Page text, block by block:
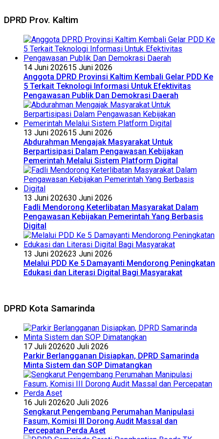
DPRD Prov. Kaltim
14 Juni 202615 Juni 2026
Anggota DPRD Provinsi Kaltim Kembali Gelar PDD Ke
5 Terkait Teknologi Informasi Untuk Efektivitas
Pengawasan Publik Dan Demokrasi Daerah
13 Juni 202615 Juni 2026
Abdurahman Mengajak Masyarakat Untuk
Berpartisipasi Dalam Pengawasan Kebijakan
Pemerintah Melalui Sistem Platform Digital
13 Juni 202630 Juni 2026
Fadli Mendorong Keterlibatan Masyarakat Dalam
Pengawasan Kebijakan Pemerintah Yang Berbasis
Digital
13 Juni 202623 Juni 2026
Melalui PDD Ke 5 Damayanti Mendorong Peningkatan
Edukasi dan Literasi Digital Bagi Masyarakat
DPRD Kota Samarinda
17 Juli 202620 Juli 2026
Parkir Berlangganan Disiapkan, DPRD Samarinda
Minta Sistem dan SOP Dimatangkan
16 Juli 202620 Juli 2026
Sengkarut Pengembang Perumahan Manipulasi
Fasum, Komisi III Dorong Audit Massal dan
Percepatan Perda Aset